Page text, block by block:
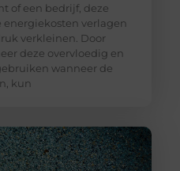
of een bedrijf, deze
verlagen
verkleinen. Door
deze overvloedig en
wanneer de
kun